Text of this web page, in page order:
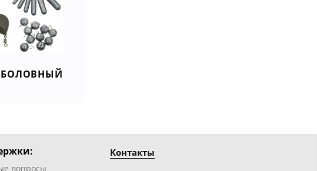
вопросы
Контакты